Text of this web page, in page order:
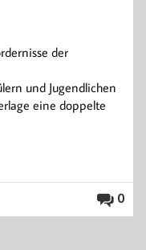
der
und Jugendlichen
eine doppelte
0